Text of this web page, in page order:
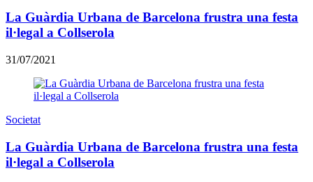
La Guàrdia Urbana de Barcelona frustra una festa
il·legal a Collserola
31/07/2021
Societat
La Guàrdia Urbana de Barcelona frustra una festa
il·legal a Collserola